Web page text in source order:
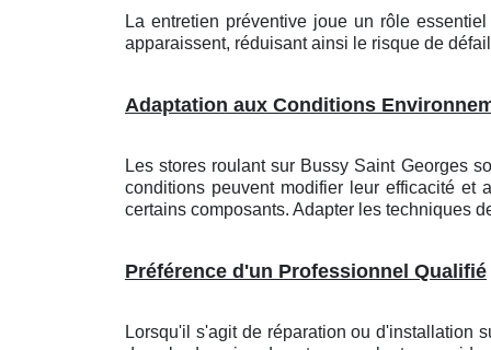
La entretien préventive joue un rôle
apparaissent, réduisant ainsi le risque de
Adaptation aux Conditions
Les stores roulantsur Bussy Saint Georges
conditions peuvent modifier leur efficacité et
certains composants. Adapter les techniques
Préférence d'un Professionnel Qualifié
Lorsqu'il s'agit de réparation ou d'installation